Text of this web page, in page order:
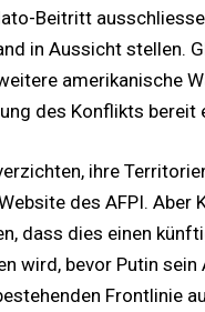
Beitritt
in Aussicht stellen.
amerikanische
des Konflikts bereit
ihre
des AFPI. Aber
dass dies einen
wird, bevor Putin
Frontlinie